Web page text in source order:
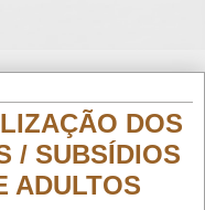
DOS
/ SUBSÍDIOS
ADULTOS